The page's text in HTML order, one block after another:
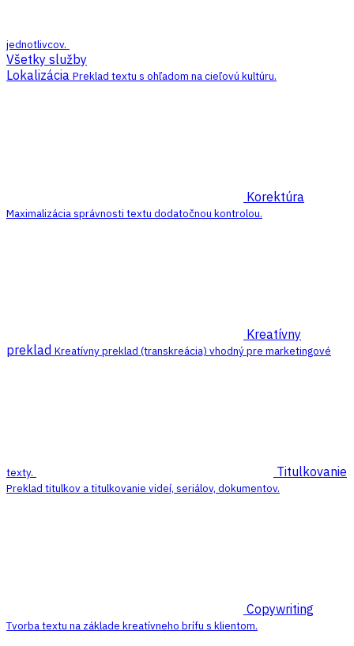
jednotlivcov.
Všetky služby
Lokalizácia Preklad textu s ohľadom na cieľovú kultúru.
Korektúra
Maximalizácia správnosti textu dodatočnou kontrolou.
Kreatívny
preklad Kreatívny preklad (transkreácia) vhodný pre marketingové
texty. Titulkovanie
Preklad titulkov a titulkovanie videí, seriálov, dokumentov.
Copywriting
Tvorba textu na základe kreatívneho brífu s klientom.